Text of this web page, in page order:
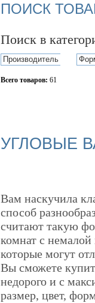
ПОИСК
Поиск в
Производитель
Всего товаров: 61
УГЛОВЫЕ
Вам наскучила
способ
считают такую
комнат с
которые могут
Вы сможете
недорого и с
размер, цвет,